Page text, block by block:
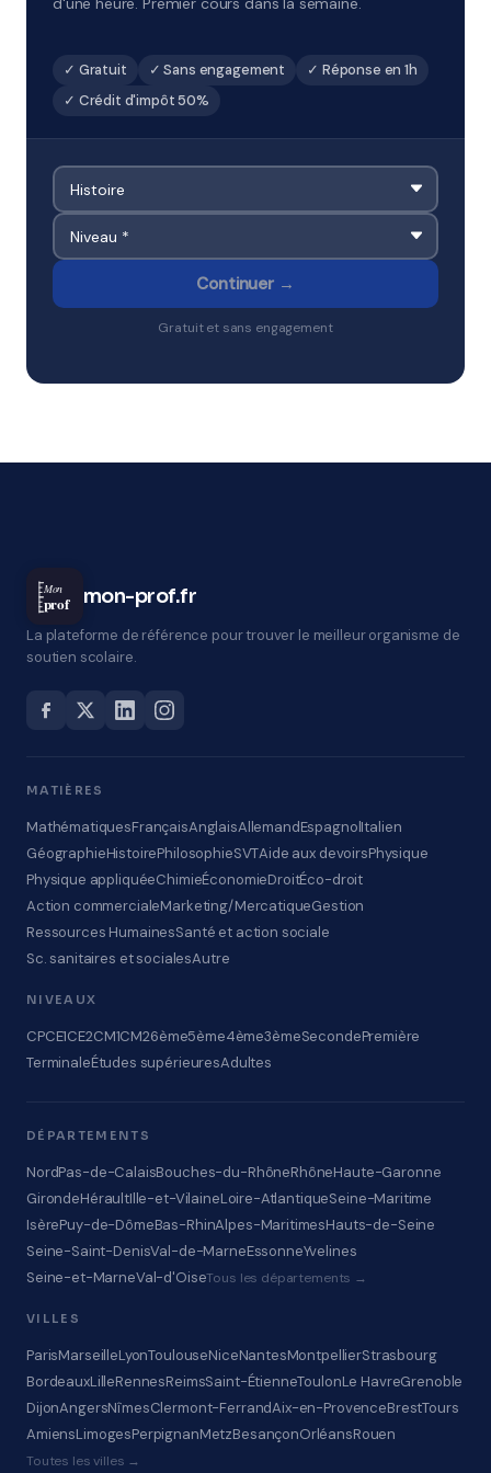
✓ Gratuit ✓ Sans engagement
✓ Réponse en 1h
✓ Crédit d'impôt 50%
Continuer →
Gratuit et sans engagement
Mon
prof mon-prof.fr
La plateforme de référence pour trouver le meilleur organisme de
soutien scolaire.
MATIÈRES
MathématiquesFrançaisAnglaisAllemandEspagnolItalien
GéographieHistoirePhilosophieSVTAide aux devoirsPhysique
Physique appliquéeChimieÉconomieDroitÉco-droit
Action commercialeMarketing/MercatiqueGestion
Ressources HumainesSanté et action sociale
Sc. sanitaires et socialesAutre
NIVEAUX
CPCE1CE2CM1CM26ème5ème4ème3èmeSecondePremière
TerminaleÉtudes supérieuresAdultes
DÉPARTEMENTS
NordPas-de-CalaisBouches-du-RhôneRhôneHaute-Garonne
GirondeHéraultIlle-et-VilaineLoire-AtlantiqueSeine-Maritime
IsèrePuy-de-DômeBas-RhinAlpes-MaritimesHauts-de-Seine
Seine-Saint-DenisVal-de-MarneEssonneYvelines
Seine-et-MarneVal-d'OiseTous les départements →
VILLES
ParisMarseilleLyonToulouseNiceNantesMontpellierStrasbourg
BordeauxLilleRennesReimsSaint-ÉtienneToulonLe HavreGrenoble
DijonAngersNîmesClermont-FerrandAix-en-ProvenceBrestTours
AmiensLimogesPerpignanMetzBesançonOrléansRouen
Toutes les villes →